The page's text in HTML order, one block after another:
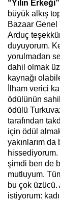
“Yılın Erkeği”
büyük alkış
Bazaar Genel
Arduç
duyuyorum.
yorulmadan
dahil olmak
kaynağı
İlham verici
ödülünün
ödülü
tarafından
için ödül
yakınlarım
hissediyorum.
şimdi ben de
mutluyum.
bu çok
istiyorum: